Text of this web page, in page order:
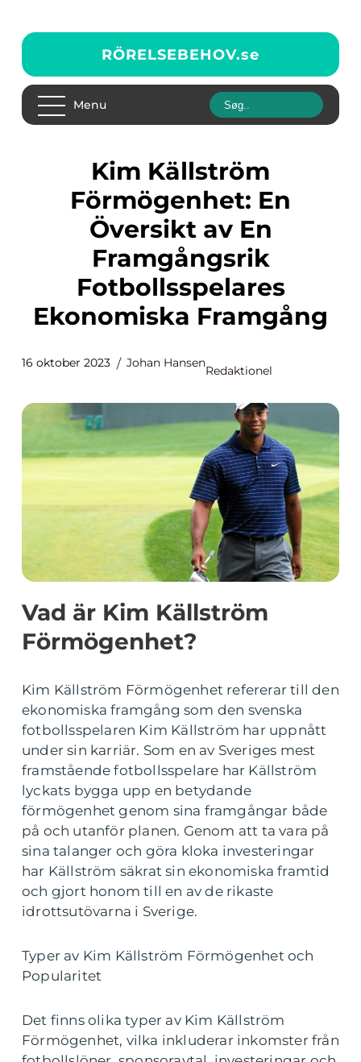
RÖRELSEBEHOV.se
Menu
Kim Källström
Förmögenhet: En
Översikt av En
Framgångsrik
Fotbollsspelares
Ekonomiska Framgång
16 oktober 2023 Johan Hansen
Redaktionel
Vad är Kim Källström
Förmögenhet?
Kim Källström Förmögenhet refererar till den
ekonomiska framgång som den svenska
fotbollsspelaren Kim Källström har uppnått
under sin karriär. Som en av Sveriges mest
framstående fotbollsspelare har Källström
lyckats bygga upp en betydande
förmögenhet genom sina framgångar både
på och utanför planen. Genom att ta vara på
sina talanger och göra kloka investeringar
har Källström säkrat sin ekonomiska framtid
och gjort honom till en av de rikaste
idrottsutövarna i Sverige.
Typer av Kim Källström Förmögenhet och
Popularitet
Det finns olika typer av Kim Källström
Förmögenhet, vilka inkluderar inkomster från